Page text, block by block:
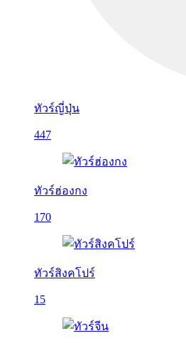
ทัวร์ญี่ปุ่น
447
ทัวร์ฮ่องกง
170
ทัวร์สิงคโปร์
15